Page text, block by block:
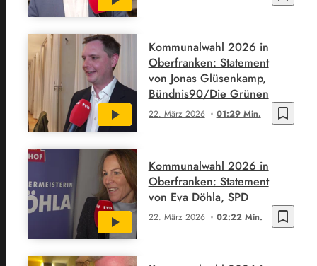
bookmark_border
22. März 2026 01:29 Min.
Kommunalwahl 2026 in
Oberfranken: Statement
von Jonas Glüsenkamp,
Bündnis90/Die Grünen
bookmark_border
22. März 2026 02:22 Min.
Kommunalwahl 2026 in
Oberfranken: Statement
von Eva Döhla, SPD